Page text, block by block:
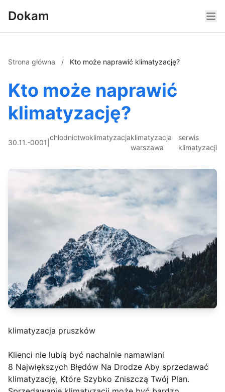
Dokam
Strona główna / Kto może naprawić klimatyzację?
Kto może naprawić
klimatyzację?
30.11.-0001
chłodnictwoklimatyzacjaklimatyzacja
warszawa
serwis
klimatyzacji
klimatyzacja pruszków
Klienci nie lubią być nachalnie namawiani
8 Największych Błędów Na Drodze Aby sprzedawać
klimatyzację, Które Szybko Zniszczą Twój Plan.